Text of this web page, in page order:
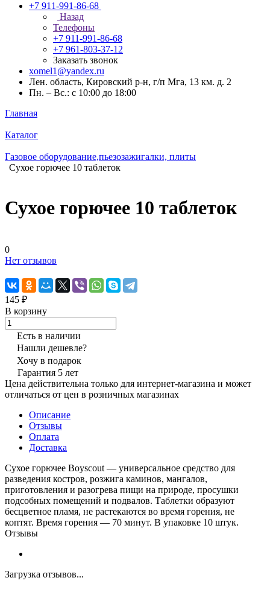
+7 911-991-86-68
Назад
Телефоны
+7 911-991-86-68
+7 961-803-37-12
Заказать звонок
xomel1@yandex.ru
Лен. область, Кировский р-н, г/п Мга, 13 км. д. 2
Пн. – Вс.: с 10:00 до 18:00
Главная
Каталог
Газовое оборудование,пьезозажигалки, плиты
Сухое горючее 10 таблеток
Сухое горючее 10 таблеток
0
Нет отзывов
145 ₽
В корзину
Есть в наличии
Нашли дешевле?
Хочу в подарок
Гарантия 5 лет
Цена действительна только для интернет-магазина и может
отличаться от цен в розничных магазинах
Описание
Отзывы
Оплата
Доставка
Сухое горючее Boyscout — универсальное средство для
разведения костров, розжига каминов, мангалов,
приготовления и разогрева пищи на природе, просушки
подсобных помещений и подвалов. Таблетки образуют
бесцветное пламя, не растекаются во время горения, не
коптят. Время горения — 70 минут. В упаковке 10 штук.
Отзывы
Загрузка отзывов...